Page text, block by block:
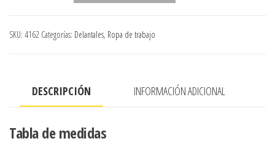
parvularia
cantidad
SKU: 4162 Categorías: Delantales, Ropa de trabajo
DESCRIPCIÓN INFORMACIÓN ADICIONAL
Tabla de medidas